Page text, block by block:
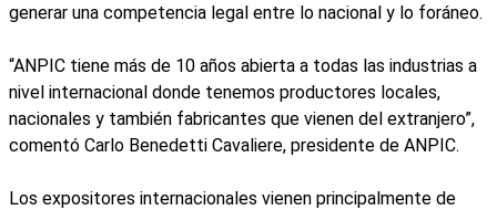
generar una competencia legal entre lo nacional y lo foráneo.
“ANPIC tiene más de 10 años abierta a todas las industrias a
nivel internacional donde tenemos productores locales,
nacionales y también fabricantes que vienen del extranjero”,
comentó Carlo Benedetti Cavaliere, presidente de ANPIC.
Los expositores internacionales vienen principalmente de